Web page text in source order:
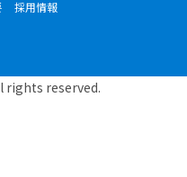
採用情報
rights reserved.